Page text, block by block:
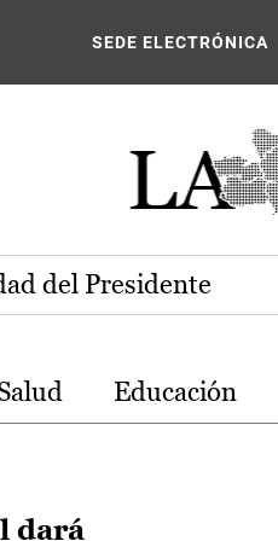
La
SEDE ELECTRÓNICA
del Presidente
Educación
dará